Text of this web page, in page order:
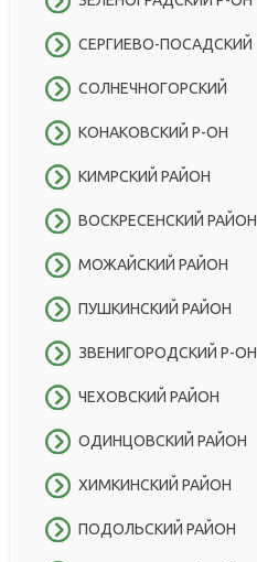
СЕРГИЕВО-ПОСАДСКИЙ
СОЛНЕЧНОГОРСКИЙ
КОНАКОВСКИЙ Р-ОН
КИМРСКИЙ РАЙОН
ВОСКРЕСЕНСКИЙ РАЙОН
МОЖАЙСКИЙ РАЙОН
ПУШКИНСКИЙ РАЙОН
ЗВЕНИГОРОДСКИЙ Р-ОН
ЧЕХОВСКИЙ РАЙОН
ОДИНЦОВСКИЙ РАЙОН
ХИМКИНСКИЙ РАЙОН
ПОДОЛЬСКИЙ РАЙОН